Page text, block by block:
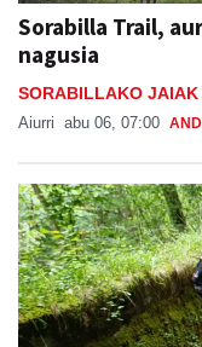
Sorabilla Trail,
nagusia
SORABILLAKO JAIAK
Aiurri abu 06, 07:00